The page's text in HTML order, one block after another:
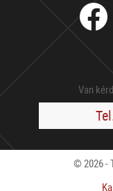
Van
© 2026 -